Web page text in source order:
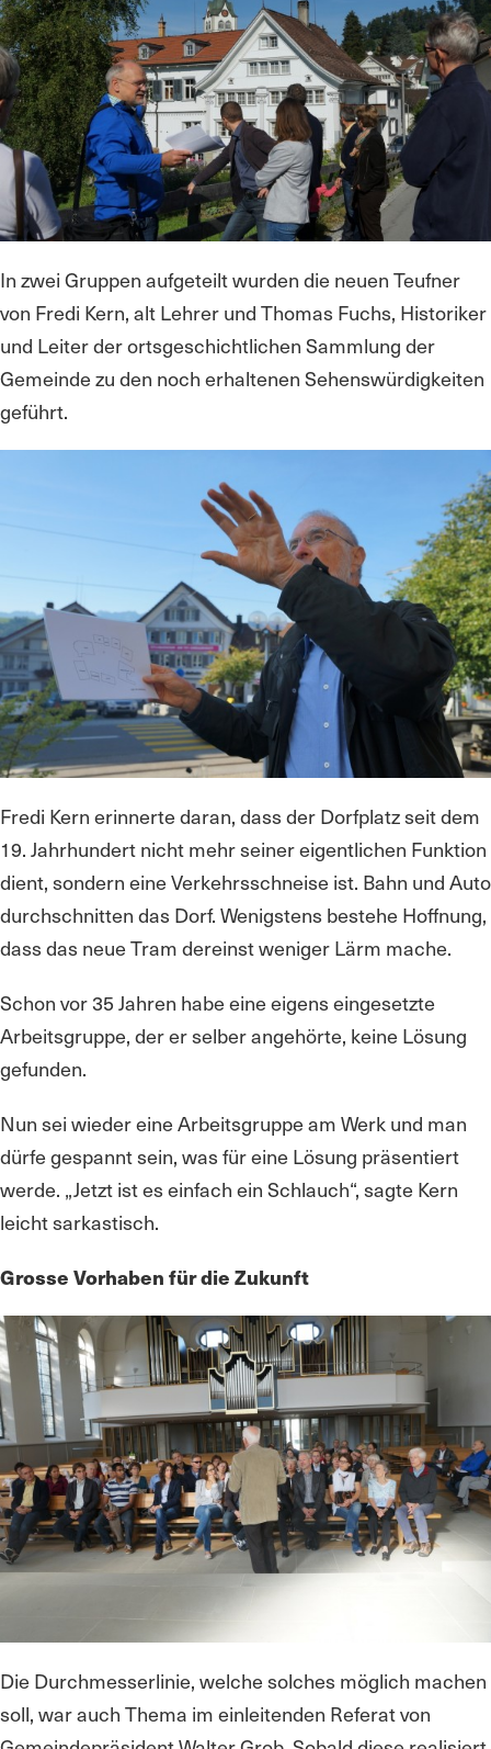
In zwei Gruppen aufgeteilt wurden die neuen Teufner
von Fredi Kern, alt Lehrer und Thomas Fuchs, Historiker
und Leiter der ortsgeschichtlichen Sammlung der
Gemeinde zu den noch erhaltenen Sehenswürdigkeiten
geführt.
Fredi Kern erinnerte daran, dass der Dorfplatz seit dem
19. Jahrhundert nicht mehr seiner eigentlichen Funktion
dient, sondern eine Verkehrsschneise ist. Bahn und Auto
durchschnitten das Dorf. Wenigstens bestehe Hoffnung,
dass das neue Tram dereinst weniger Lärm mache.
Schon vor 35 Jahren habe eine eigens eingesetzte
Arbeitsgruppe, der er selber angehörte, keine Lösung
gefunden.
Nun sei wieder eine Arbeitsgruppe am Werk und man
dürfe gespannt sein, was für eine Lösung präsentiert
werde. „Jetzt ist es einfach ein Schlauch“, sagte Kern
leicht sarkastisch.
Grosse Vorhaben für die Zukunft
Die Durchmesserlinie, welche solches möglich machen
soll, war auch Thema im einleitenden Referat von